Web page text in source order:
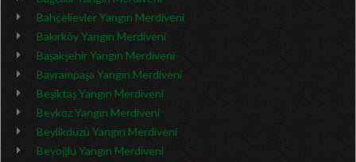
Bahçelievler Yangın Merdiveni
Bakırköy Yangın Merdiveni
Başakşehir Yangın Merdiveni
Bayrampaşa Yangın Merdiveni
Beşiktaş Yangın Merdiveni
Beykoz Yangın Merdiveni
Beylikdüzü Yangın Merdiveni
Beyoğlu Yangın Merdiveni